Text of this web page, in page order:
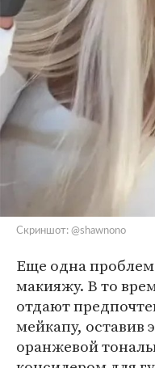
Скриншот: @shawnono
Еще одна
макияжу. В то
отдают
мейкапу, оставив
оранжевой